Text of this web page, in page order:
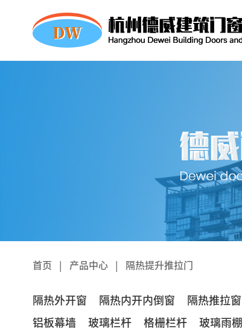
首页 产品中心| 隔热提升推拉门
隔热外开窗 隔热内开内倒窗 隔热推拉窗
铝板幕墙 玻璃栏杆 格栅栏杆 玻璃雨棚